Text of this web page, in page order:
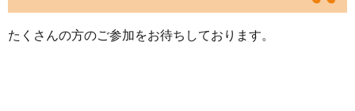
たくさんの方のご参加をお待ちしております。